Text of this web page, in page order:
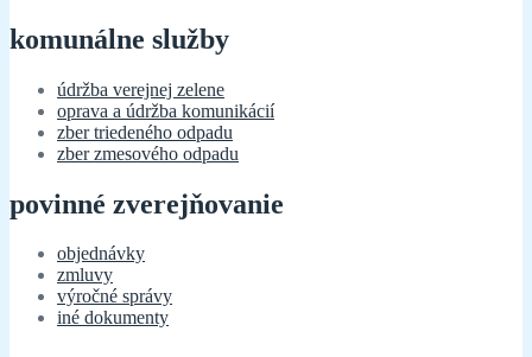
komunálne služby
údržba verejnej zelene
oprava a údržba komunikácií
zber triedeného odpadu
zber zmesového odpadu
povinné zverejňovanie
objednávky
zmluvy
výročné správy
iné dokumenty